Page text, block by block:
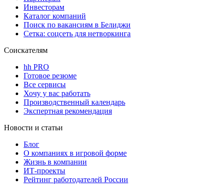
Инвесторам
Каталог компаний
Поиск по вакансиям в Белиджи
Сетка: соцсеть для нетворкинга
Соискателям
hh PRO
Готовое резюме
Все сервисы
Хочу у вас работать
Производственный календарь
Экспертная рекомендация
Новости и статьи
Блог
О компаниях в игровой форме
Жизнь в компании
ИТ-проекты
Рейтинг работодателей России